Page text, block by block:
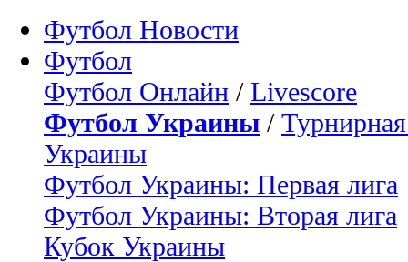
Футбол Новости
Футбол
Футбол Онлайн / Livescore
Футбол Украины /
Украины
Футбол Украины: Первая лига
Футбол Украины: Вторая лига
Кубок Украины